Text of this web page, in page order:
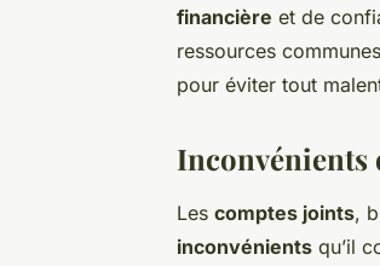
financière et de
ressources
pour éviter tout
Inconvénients
Les comptes joints,
inconvénients qu’il